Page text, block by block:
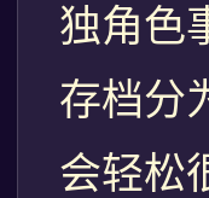
独角色
存档分
会轻松